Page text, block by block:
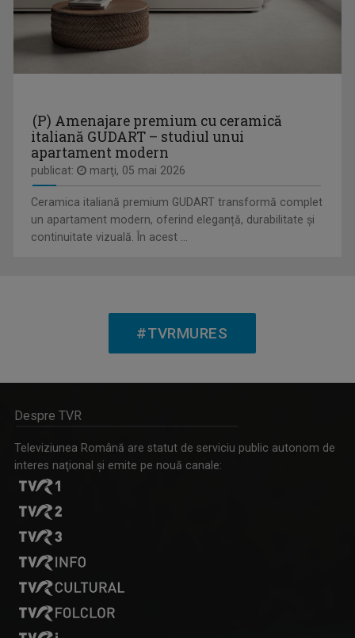
FOGADÓÓRA / ÎN AUDIENŢĂ LA TVR TG. MUREŞ
Emisiune în limba maghiară
CAP DE AFIȘ
ORIGO / ORIGÓ
Reportaj care tratează sau anchetează ...
KRISZTINA MOLNÁR
Jurnalistă de 20 de ani. Prima dragoste a fost ...
ANDRADA GŐRŐG
Sunt Andrada Gőrőg, jurnalist TV (S), în ...
(P) Amenajare premium cu ceramică
italiană GUDART – studiul unui
apartament modern
publicat: marţi, 05 mai 2026
Ceramica italiană premium GUDART transformă complet
un apartament modern, oferind eleganță, durabilitate și
continuitate vizuală. În acest ...
#TVRMURES
Despre TVR
Televiziunea Română are statut de serviciu public autonom de
interes naţional şi emite pe nouă canale: